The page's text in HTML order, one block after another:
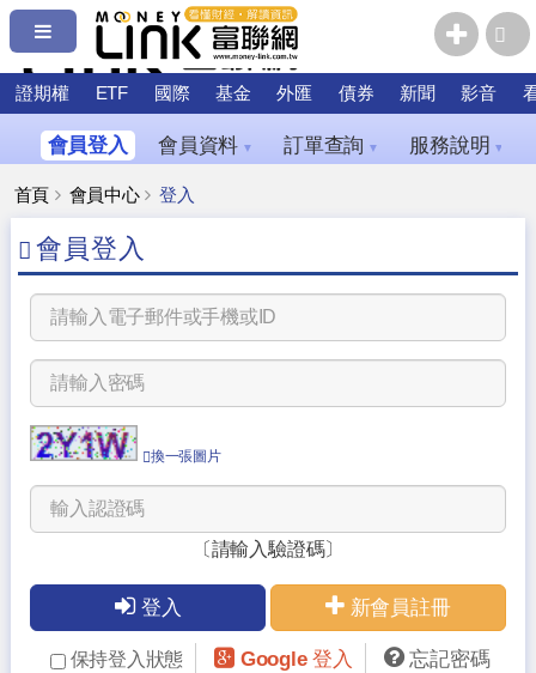
證期權 ETF 國際 基金 外匯 債券 新聞 影音
會員登入 會員資料 ▼ 訂單查詢 ▼ 服務說明 ▼
首頁 會員中心 登入
會員登入
換一張圖片
〔請輸入驗證碼〕
登入 新會員註冊
保持登入狀態 Google 登入 忘記密碼